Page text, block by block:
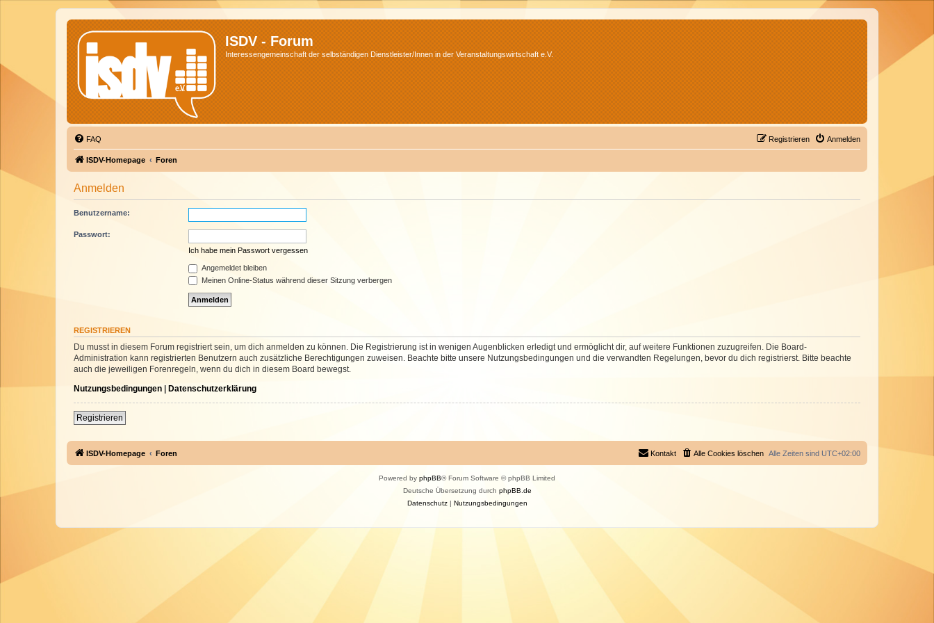
ISDV - Forum
Interessengemeinschaft der selbständigen Dienstleister/Innen in der Veranstaltungswirtschaft e.V.
FAQ Anmelden
Registrieren
ISDV-Homepage Foren
Anmelden
Benutzername:
Passwort:
Ich habe mein Passwort vergessen
Angemeldet bleiben
Meinen Online-Status während dieser Sitzung verbergen
REGISTRIEREN
Du musst in diesem Forum registriert sein, um dich anmelden zu können. Die Registrierung ist in wenigen Augenblicken erledigt und ermöglicht dir, auf weitere Funktionen zuzugreifen. Die Board-
Administration kann registrierten Benutzern auch zusätzliche Berechtigungen zuweisen. Beachte bitte unsere Nutzungsbedingungen und die verwandten Regelungen, bevor du dich registrierst. Bitte beachte
auch die jeweiligen Forenregeln, wenn du dich in diesem Board bewegst.
Nutzungsbedingungen | Datenschutzerklärung
Registrieren
ISDV-Homepage Foren Alle Zeiten sind UTC+02:00
Alle Cookies löschen
Kontakt
Powered by phpBB® Forum Software © phpBB Limited
Deutsche Übersetzung durch phpBB.de
Datenschutz| Nutzungsbedingungen